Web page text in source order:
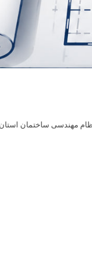
نظام مهندسی ساختمان